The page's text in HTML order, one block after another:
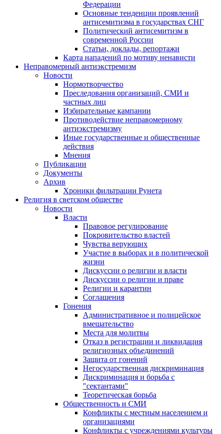
Федерации
Основные тенденции проявлений
антисемитизма в государствах СНГ
Политический антисемитизм в
современной России
Статьи, доклады, репортажи
Карта нападений по мотиву ненависти
Неправомерный антиэкстремизм
Новости
Нормотворчество
Преследования организаций, СМИ и
частных лиц
Избирательные кампании
Противодействие неправомерному
антиэкстремизму
Иные государственные и общественные
действия
Мнения
Публикации
Документы
Архив
Хроники фильтрации Рунета
Религия в светском обществе
Новости
Власти
Правовое регулирование
Покровительство властей
Чувства верующих
Участие в выборах и в политической
жизни
Дискуссии о религии и власти
Дискуссии о религии и праве
Религии и карантин
Соглашения
Гонения
Административное и полицейское
вмешательство
Места для молитвы
Отказ в регистрации и ликвидация
религиозных объединений
Защита от гонений
Негосударственная дискриминация
Дискриминация и борьба с
"сектантами"
Теоретическая борьба
Общественность и СМИ
Конфликты с местным населением и
организациями
Конфликты с учреждениями культуры